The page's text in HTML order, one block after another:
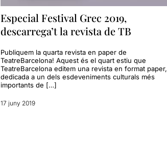
Especial Festival Grec 2019,
descarrega’t la revista de TB
Publiquem la quarta revista en paper de
TeatreBarcelona! Aquest és el quart estiu que
TeatreBarcelona editem una revista en format paper,
dedicada a un dels esdeveniments culturals més
importants de […]
17 juny 2019